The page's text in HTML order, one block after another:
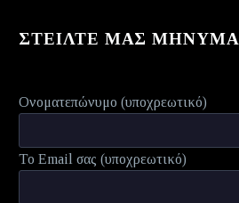
ΣΤΕΊΛΤΕ ΜΑΣ ΜΉΝΥΜΑ
Ονοματεπώνυμο (υποχρεωτικό)
Το Email σας (υποχρεωτικό)